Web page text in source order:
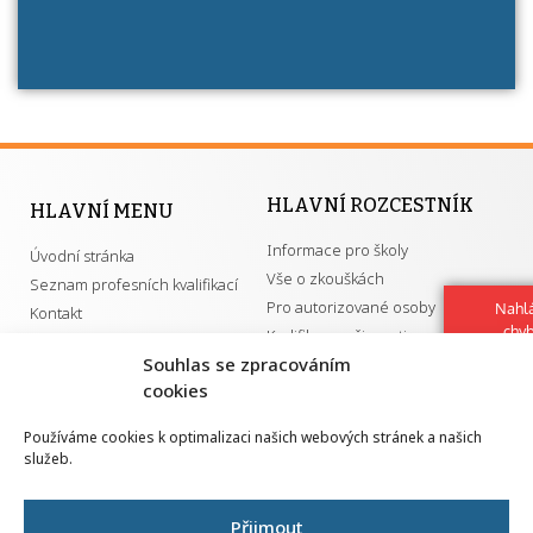
Souhlas se zpracováním
cookies
Používáme cookies k optimalizaci našich webových stránek a našich
služeb.
Přijmout
HLAVNÍ MENU
Úvodní stránka
Seznam profesních kvalifikací
Kontakt
HLAVNÍ ROZCESTNÍK
Informace pro školy
Vše o zkouškách
Pro autorizované osoby
Kvalifikace a živnosti
GDPR
Národní pedagogický institut ČR